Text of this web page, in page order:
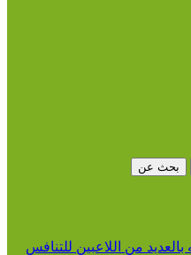
بحث عن
من اللاعبين للتنافس